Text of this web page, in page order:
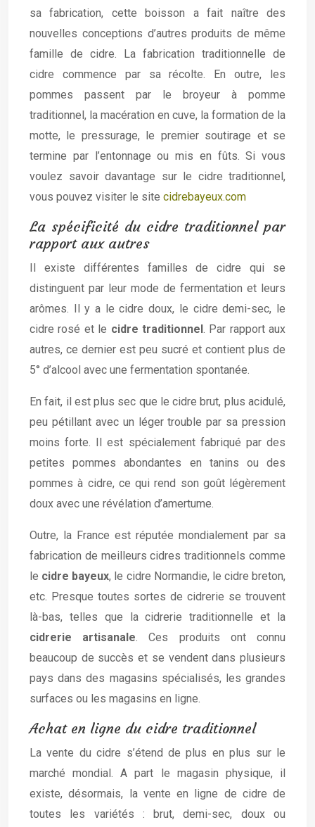
sa fabrication, cette boisson a fait naître des
nouvelles conceptions d’autres produits de même
famille de cidre. La fabrication traditionnelle de
cidre commence par sa récolte. En outre, les
pommes passent par le broyeur à pomme
traditionnel, la macération en cuve, la formation de la
motte, le pressurage, le premier soutirage et se
termine par l’entonnage ou mis en fûts. Si vous
voulez savoir davantage sur le cidre traditionnel,
vous pouvez visiter le site cidrebayeux.com
La spécificité du cidre traditionnel par
rapport aux autres
Il existe différentes familles de cidre qui se
distinguent par leur mode de fermentation et leurs
arômes. Il y a le cidre doux, le cidre demi-sec, le
cidre rosé et le cidre traditionnel. Par rapport aux
autres, ce dernier est peu sucré et contient plus de
5° d’alcool avec une fermentation spontanée.
En fait, il est plus sec que le cidre brut, plus acidulé,
peu pétillant avec un léger trouble par sa pression
moins forte. Il est spécialement fabriqué par des
petites pommes abondantes en tanins ou des
pommes à cidre, ce qui rend son goût légèrement
doux avec une révélation d’amertume.
Outre, la France est réputée mondialement par sa
fabrication de meilleurs cidres traditionnels comme
le cidre bayeux, le cidre Normandie, le cidre breton,
etc. Presque toutes sortes de cidrerie se trouvent
là-bas, telles que la cidrerie traditionnelle et la
cidrerie artisanale. Ces produits ont connu
beaucoup de succès et se vendent dans plusieurs
pays dans des magasins spécialisés, les grandes
surfaces ou les magasins en ligne.
Achat en ligne du cidre traditionnel
La vente du cidre s’étend de plus en plus sur le
marché mondial. A part le magasin physique, il
existe, désormais, la vente en ligne de cidre de
toutes les variétés : brut, demi-sec, doux ou